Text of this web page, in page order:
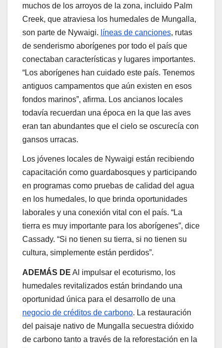
muchos de los arroyos de la zona, incluido Palm
Creek, que atraviesa los humedales de Mungalla,
son parte de Nywaigi. líneas de canciones, rutas
de senderismo aborígenes por todo el país que
conectaban características y lugares importantes.
“Los aborígenes han cuidado este país. Tenemos
antiguos campamentos que aún existen en esos
fondos marinos”, afirma. Los ancianos locales
todavía recuerdan una época en la que las aves
eran tan abundantes que el cielo se oscurecía con
gansos urracas.
Los jóvenes locales de Nywaigi están recibiendo
capacitación como guardabosques y participando
en programas como pruebas de calidad del agua
en los humedales, lo que brinda oportunidades
laborales y una conexión vital con el país. “La
tierra es muy importante para los aborígenes”, dice
Cassady. “Si no tienen su tierra, si no tienen su
cultura, simplemente están perdidos”.
ADEMÁS DE Al impulsar el ecoturismo, los
humedales revitalizados están brindando una
oportunidad única para el desarrollo de una
negocio de créditos de carbono. La restauración
del paisaje nativo de Mungalla secuestra dióxido
de carbono tanto a través de la reforestación en la